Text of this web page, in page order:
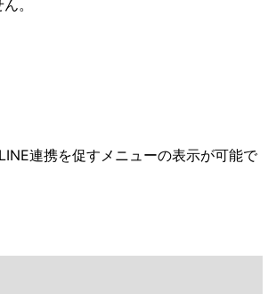
。
連携を促すメニューの表示が可能で